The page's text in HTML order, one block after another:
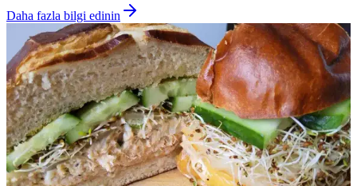
Daha fazla bilgi edinin